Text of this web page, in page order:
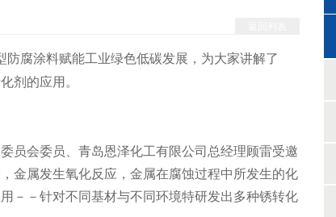
腐涂料赋能工业绿色低碳发展，为大家讲解了
剂的应用。
员会委员、青岛恩泽化工有限公司总经理顾雷受邀
金属发生氧化反应，金属在腐蚀过程中所发生的化
－－针对不同基材与不同环境特研发出多种锈转化